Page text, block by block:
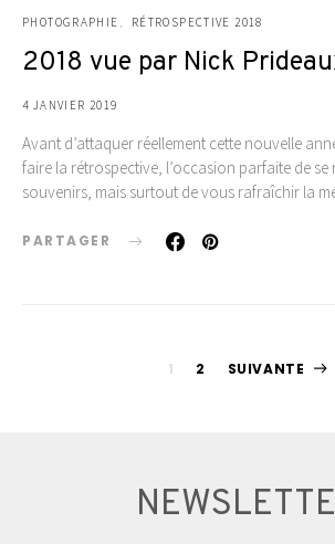
PHOTOGRAPHIE RÉTROSPECTIVE 2018
2018 vue par Nick
4 JANVIER 2019
Avant d’attaquer réellement cette nouvelle
faire la rétrospective, l’occasion parfaite de se
souvenirs, mais surtout de vous rafraîchir la
PARTAGER
1 2 SUIVANTE